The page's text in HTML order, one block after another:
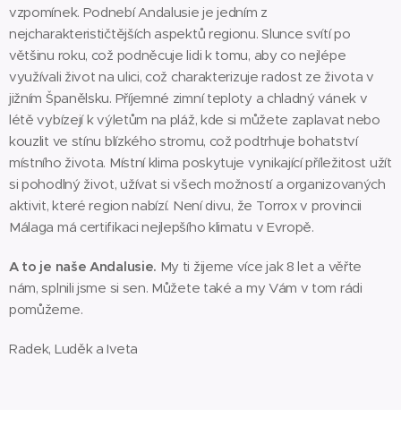
vzpomínek. Podnebí Andalusie je jedním z
nejcharakterističtějších aspektů regionu. Slunce svítí po
většinu roku, což podněcuje lidi k tomu, aby co nejlépe
využívali život na ulici, což charakterizuje radost ze života v
jižním Španělsku. Příjemné zimní teploty a chladný vánek v
létě vybízejí k výletům na pláž, kde si můžete zaplavat nebo
kouzlit ve stínu blízkého stromu, což podtrhuje bohatství
místního života. Místní klima poskytuje vynikající příležitost užít
si pohodlný život, užívat si všech možností a organizovaných
aktivit, které region nabízí. Není divu, že Torrox v provincii
Málaga má certifikaci nejlepšího klimatu v Evropě.
A to je naše Andalusie. My ti žijeme více jak 8 let a věřte
nám, splnili jsme si sen. Můžete také a my Vám v tom rádi
pomůžeme.
Radek, Luděk a Iveta